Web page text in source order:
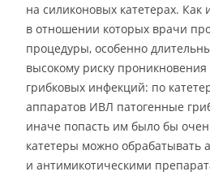
на силиконовых катетерах. Как
в отношении которых врачи
процедуры, особенно
высокому риску
грибковых инфекций: по
аппаратов ИВЛ патогенные
иначе попасть им было бы
катетеры можно обрабатывать
и антимикотическими